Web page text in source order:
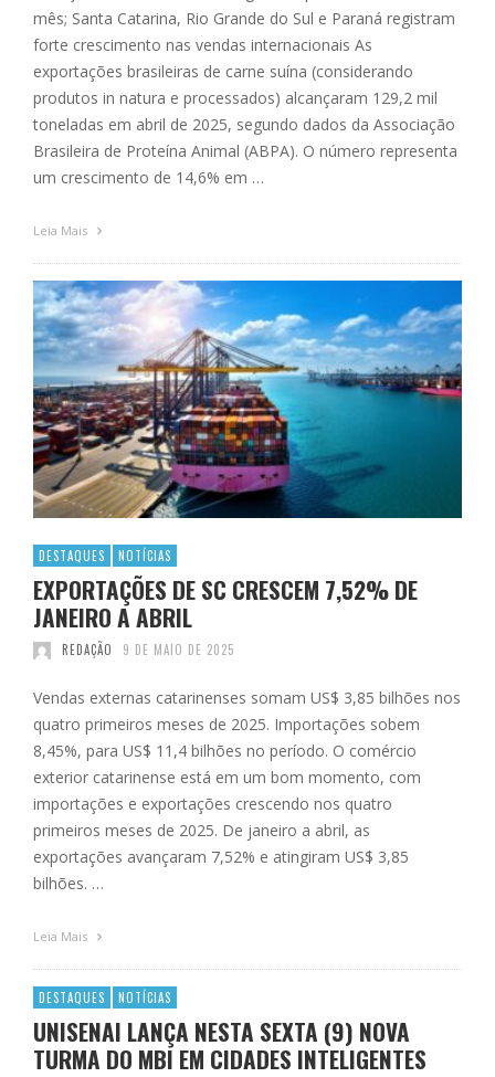
mês; Santa Catarina, Rio Grande do Sul e Paraná registram
forte crescimento nas vendas internacionais As
exportações brasileiras de carne suína (considerando
produtos in natura e processados) alcançaram 129,2 mil
toneladas em abril de 2025, segundo dados da Associação
Brasileira de Proteína Animal (ABPA). O número representa
um crescimento de 14,6% em …
Leia Mais
DESTAQUES NOTÍCIAS
EXPORTAÇÕES DE SC CRESCEM 7,52% DE
JANEIRO A ABRIL
REDAÇÃO 9 DE MAIO DE 2025
Vendas externas catarinenses somam US$ 3,85 bilhões nos
quatro primeiros meses de 2025. Importações sobem
8,45%, para US$ 11,4 bilhões no período. O comércio
exterior catarinense está em um bom momento, com
importações e exportações crescendo nos quatro
primeiros meses de 2025. De janeiro a abril, as
exportações avançaram 7,52% e atingiram US$ 3,85
bilhões. …
Leia Mais
DESTAQUES NOTÍCIAS
UNISENAI LANÇA NESTA SEXTA (9) NOVA
TURMA DO MBI EM CIDADES INTELIGENTES